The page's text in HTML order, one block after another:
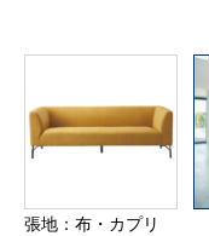
張地：布・カプリ